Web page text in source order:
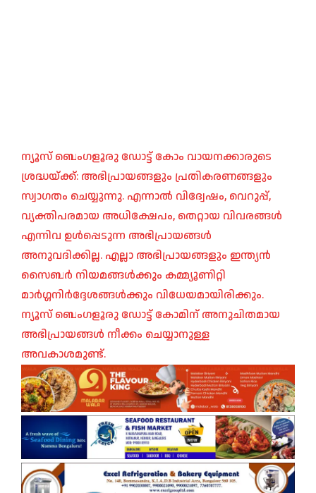
ന്യൂസ് ബെംഗളൂരു ഡോട്ട് കോം വായനക്കാരുടെ
ശ്രദ്ധയ്ക്ക്: അഭിപ്രായങ്ങളും പ്രതികരണങ്ങളും
സ്വാഗതം ചെയ്യുന്നു. എന്നാൽ വിദ്വേഷം, വെറുപ്പ്,
വ്യക്തിപരമായ അധിക്ഷേപം, തെറ്റായ വിവരങ്ങൾ
എന്നിവ ഉൾപ്പെടുന്ന അഭിപ്രായങ്ങൾ
അനുവദിക്കില്ല. എല്ലാ അഭിപ്രായങ്ങളും ഇന്ത്യൻ
സൈബർ നിയമങ്ങൾക്കും കമ്മ്യൂണിറ്റി
മാർഗ്ഗനിർദ്ദേശങ്ങൾക്കും വിധേയമായിരിക്കും.
ന്യൂസ് ബെംഗളൂരു ഡോട്ട് കോമിന് അനുചിതമായ
അഭിപ്രായങ്ങൾ നീക്കം ചെയ്യാനുള്ള
അവകാശമുണ്ട്.